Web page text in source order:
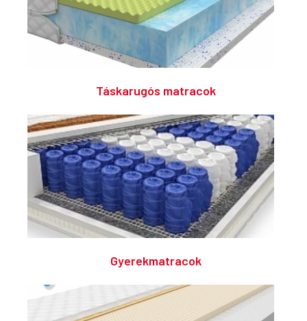
Táskarugós matracok
Gyerekmatracok